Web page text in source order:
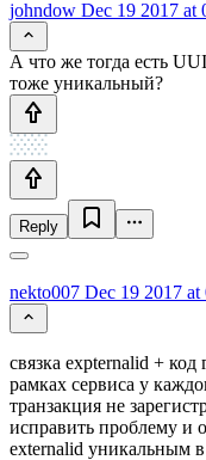
johndow Dec 19 2017 at
А что же тогда есть
тоже уникальный?
Reply
nekto007 Dec 19 2017 at
связка expternalid +
рамках сервиса у
транзакция не
исправить проблему и
externalid уникальным в